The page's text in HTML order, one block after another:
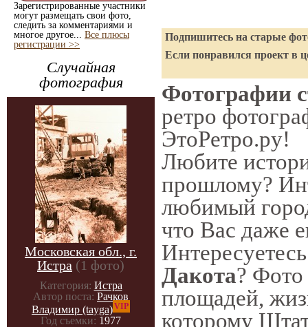
Зарегистрированные участники
могут размещать свои фото,
следить за комментариями и
многое другое... Все плюсы
регистрации >>
Случайная
фотография
Московская обл., г.
Истра (1 фото)
Категория: Истра
Автор поста: Рачков
Владимир (tayga)VIP
Год съемки: 1977
Подпишитесь на старые
Если понравился проект в
Фотографии
ретро
ЭтоРетро.ру!
Любите
прошлому?
любимый
что Вас даже
Дакота? Фото
площадей,
которому